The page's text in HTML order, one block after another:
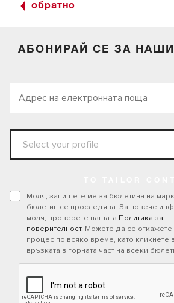
обратно
АБОНИРАЙ СЕ ЗА
Моля, запишете ме за бюлетина на
бюлетин се проследява. За повече
моля, проверете нашата Политика за
поверителност. Можете да се откажете
процес по всяко време, като кликнете
връзката в горната част на всеки